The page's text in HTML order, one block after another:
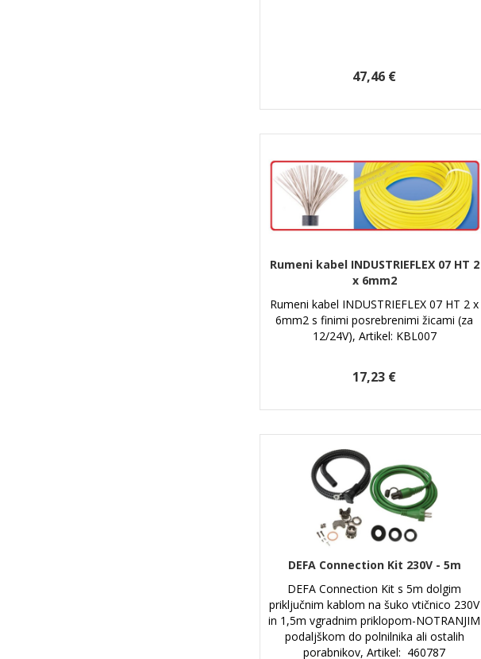
47,46 €
Rumeni kabel INDUSTRIEFLEX 07 HT 2
x 6mm2
Rumeni kabel INDUSTRIEFLEX 07 HT 2 x
6mm2 s finimi posrebrenimi žicami (za
12/24V), Artikel: KBL007
17,23 €
DEFA Connection Kit 230V - 5m
DEFA Connection Kit s 5m dolgim
priključnim kablom na šuko vtičnico 230V
in 1,5m vgradnim priklopom-NOTRANJIM
podaljškom do polnilnika ali ostalih
porabnikov, Artikel: 460787